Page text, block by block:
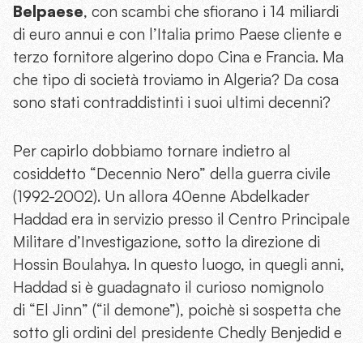
Belpaese, con scambi che sfiorano i 14 miliardi
di euro annui e con l’Italia primo Paese cliente e
terzo fornitore algerino dopo Cina e Francia. Ma
che tipo di società troviamo in Algeria? Da cosa
sono stati contraddistinti i suoi ultimi decenni?
Per capirlo dobbiamo tornare indietro al
cosiddetto “Decennio Nero” della guerra civile
(1992-2002). Un allora 40enne Abdelkader
Haddad era in servizio presso il Centro Principale
Militare d’Investigazione, sotto la direzione di
Hossin Boulahya. In questo luogo, in quegli anni,
Haddad si è guadagnato il curioso nomignolo
di “El Jinn” (“il demone”), poichè si sospetta che
sotto gli ordini del presidente Chedly Benjedid e